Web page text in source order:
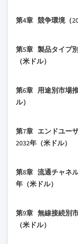
1.4.2 二
3.2 ベンダー
3.4 技術と
3.5 特許分析
3.7 規制環境
第4章 競争環境（
4.2 企業の
4.3 競争ポ
第5章 製品タイプ
（米ドル）
5.2 モニタリ
第6章 用途別市場
ル）
6.2 糖尿病管
6.3 心血管モ
6.5 温度セ
6.8 糖分セ
第7章 エンドユー
2032年（米ドル）
7.2 病院・
7.3 在宅ケア
7.5 研究機関
第8章 流通チャネ
年（米ドル）
8.2 オンラ
8.3 オフライ
第9章 無線接続別
（米ドル）